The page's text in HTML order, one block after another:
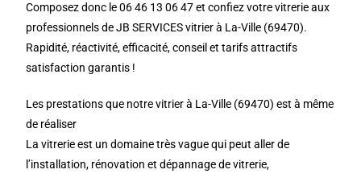
Composez donc le 06 46 13 06 47 et confiez votre vitrerie aux
professionnels de JB SERVICES vitrier à La-Ville (69470).
Rapidité, réactivité, efficacité, conseil et tarifs attractifs
satisfaction garantis !
Les prestations que notre vitrier à La-Ville (69470) est à même
de réaliser
La vitrerie est un domaine très vague qui peut aller de
l’installation, rénovation et dépannage de vitrerie,